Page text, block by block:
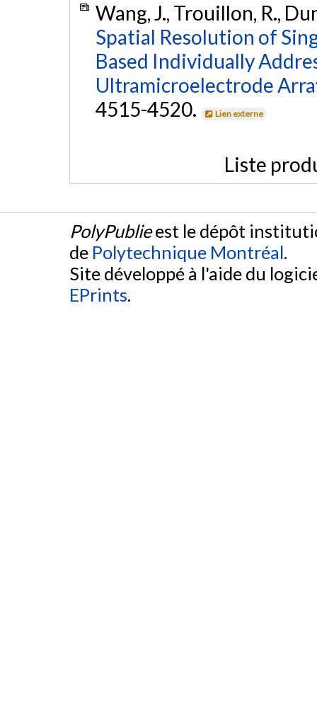
Wang, J., Trouillon, R.,
Spatial Resolution of
Based Individually
Ultramicroelectrode
4515-4520.
Lien externe
Liste
PolyPublieest le dépôt
de Polytechnique Montréal.
Site développé à l'aide du
EPrints.